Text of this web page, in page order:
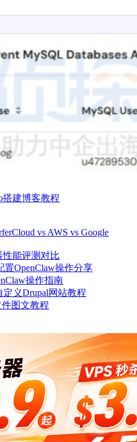
搭建博客教程
vs AWS vs Google
能评测对比
OpenClaw操作分享
操作指南
义Drupal网站教程
件图文教程